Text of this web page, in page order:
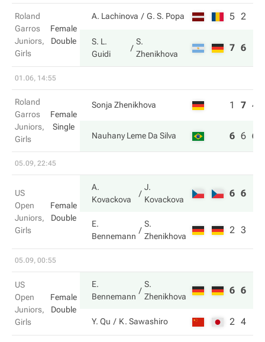
Roland
Garros
Juniors,
Girls
Female
Double
A. Lachinova G. S. Popa 5 2
S. L.
Guidi
S.
Zhenikhova
7 6
01.06, 14:55
Roland
Garros
Juniors,
Girls
Female
Single
Sonja Zhenikhova 1 7 4
Nauhany Leme Da Silva 6 6 6
05.09, 22:45
US
Open
Juniors,
Girls
Female
Double
A.
Kovackova
J.
Kovackova
6 6
E.
Bennemann
S.
Zhenikhova
2 3
05.09, 00:55
US
Open
Juniors,
Girls
Female
Double
E.
Bennemann
S.
Zhenikhova
6 6
Y. Qu K. Sawashiro 2 4